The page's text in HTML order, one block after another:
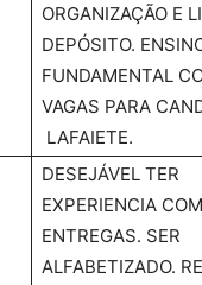
ORGANIZAÇÃO E
DEPÓSITO.
FUNDAMENTAL
VAGAS PARA
LAFAIETE.
DESEJÁVEL TER
EXPERIENCIA COM
ENTREGAS. SER
ALFABETIZADO.